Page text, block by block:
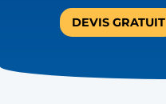
DEVIS GRATUIT